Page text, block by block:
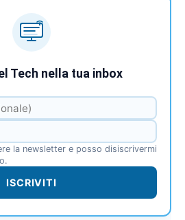
Tech nella tua inbox
la newsletter e posso disiscrivermi
ISCRIVITI